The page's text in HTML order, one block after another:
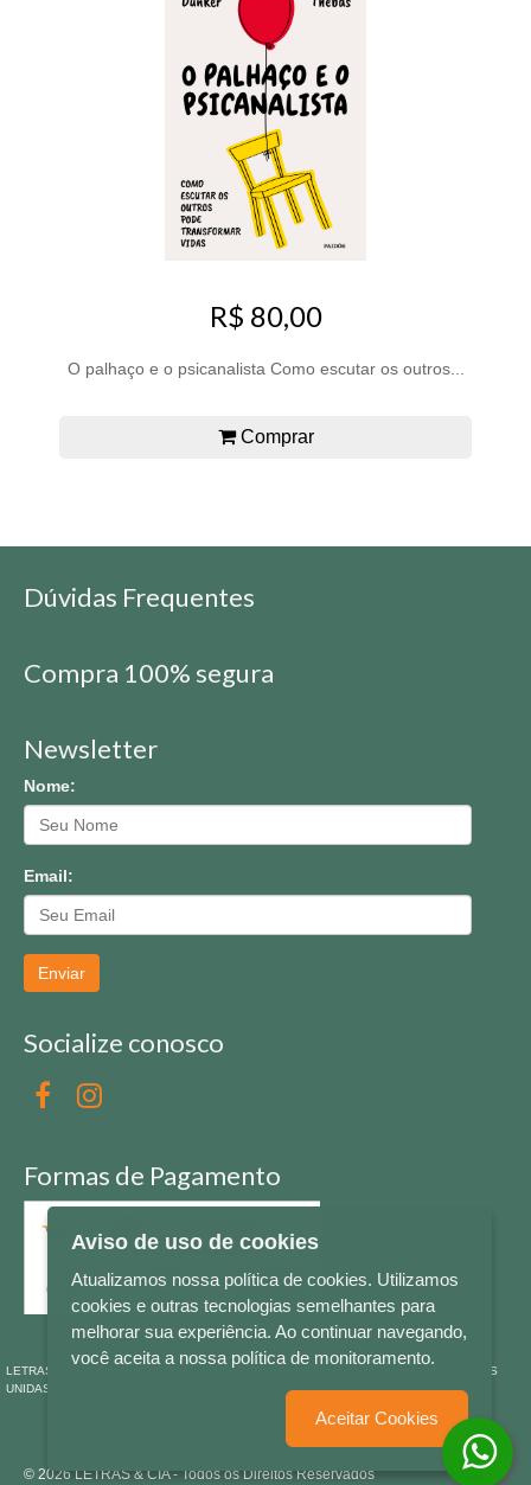
R$ 80,00
O palhaço e o psicanalista Como escutar os outros...
Comprar
Dúvidas Frequentes
Compra 100% segura
Newsletter
Nome:
Email:
Enviar
Socialize conosco
Formas de Pagamento
LETRAS & CIA - CNPJ n° 88.587.548/0001-20 - Térreo Bourbon Shopping - AV. NAÇÕES
UNIDAS , 2001 - Lojas 1064/1065 - RIO BRANCO - - NOVO HAMBURGO - RS
© 2026 LETRAS & CIA - Todos os Direitos Reservados
Aviso de uso de cookies
Atualizamos nossa política de cookies. Utilizamos
cookies e outras tecnologias semelhantes para
melhorar sua experiência. Ao continuar navegando,
você aceita a nossa política de monitoramento.
Aceitar Cookies